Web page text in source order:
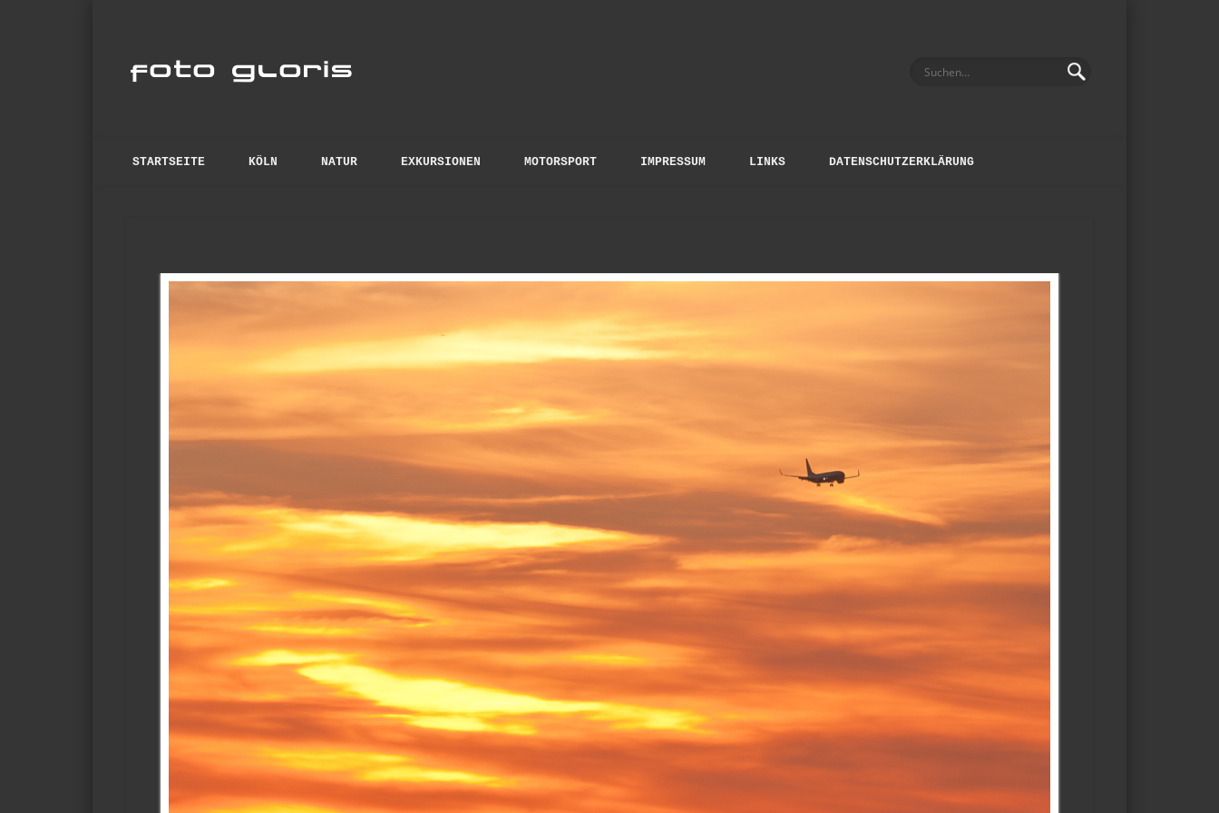
anspruchsvolle Fotos
STARTSEITE KÖLN NATUR EXKURSIONEN MOTORSPORT IMPRESSUM LINKS DATENSCHUTZERKLÄRUNG